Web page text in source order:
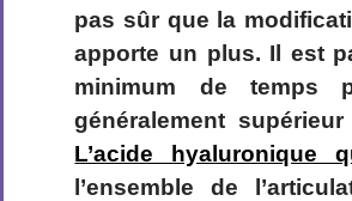
pas sûr que la
apporte un plus. Il est
minimum de temps
généralement
L’acide hyaluronique
l’ensemble de